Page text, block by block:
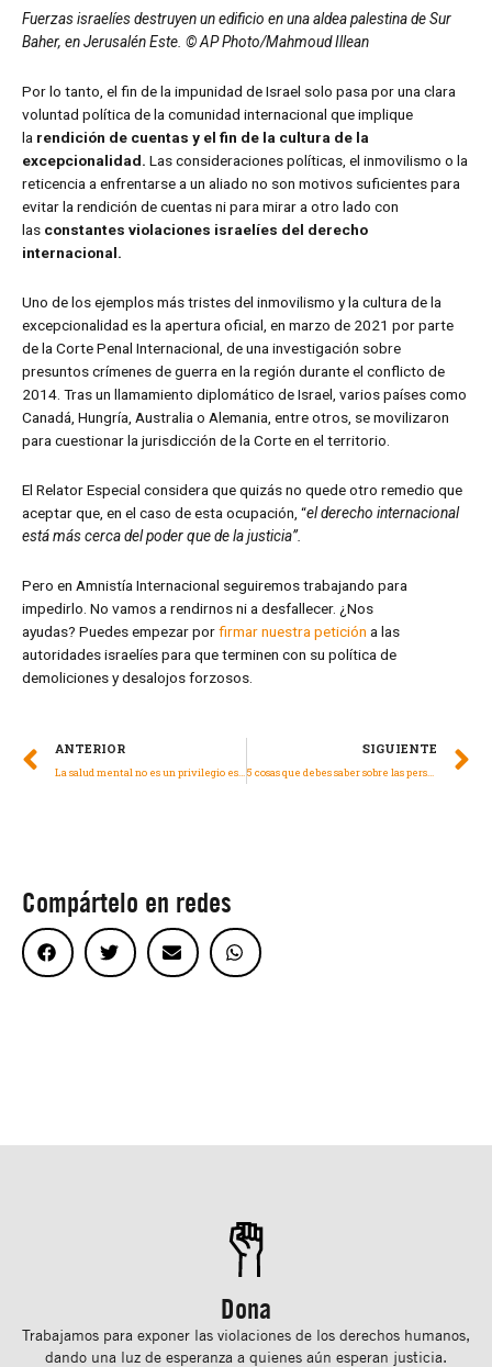
Fuerzas israelíes destruyen un edificio en una aldea palestina de Sur
Baher, en Jerusalén Este. © AP Photo/Mahmoud Illean
Por lo tanto, el fin de la impunidad de Israel solo pasa por una clara
voluntad política de la comunidad internacional que implique
la rendición de cuentas y el fin de la cultura de la
excepcionalidad. Las consideraciones políticas, el inmovilismo o la
reticencia a enfrentarse a un aliado no son motivos suficientes para
evitar la rendición de cuentas ni para mirar a otro lado con
las constantes violaciones israelíes del derecho
internacional.
Uno de los ejemplos más tristes del inmovilismo y la cultura de la
excepcionalidad es la apertura oficial, en marzo de 2021 por parte
de la Corte Penal Internacional, de una investigación sobre
presuntos crímenes de guerra en la región durante el conflicto de
2014. Tras un llamamiento diplomático de Israel, varios países como
Canadá, Hungría, Australia o Alemania, entre otros, se movilizaron
para cuestionar la jurisdicción de la Corte en el territorio.
El Relator Especial considera que quizás no quede otro remedio que
aceptar que, en el caso de esta ocupación, “el derecho internacional
está más cerca del poder que de la justicia”.
Pero en Amnistía Internacional seguiremos trabajando para
impedirlo. No vamos a rendirnos ni a desfallecer. ¿Nos
ayudas? Puedes empezar porfirmar nuestra petición a las
autoridades israelíes para que terminen con su política de
demoliciones y desalojos forzosos.
ANTERIOR SIGUIENTE
5 cosas que debes saber sobre las personas trans
Compártelo en redes
Dona
Trabajamos para exponer las violaciones de los derechos humanos,
dando una luz de esperanza a quienes aún esperan justicia.